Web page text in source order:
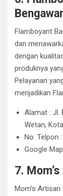
Flamboyant
dan
dengan
produknya
Pelayanan
menjadikan
Alamat : Jl.
Wetan,
No. Telpon
Google
7.
Mom’s